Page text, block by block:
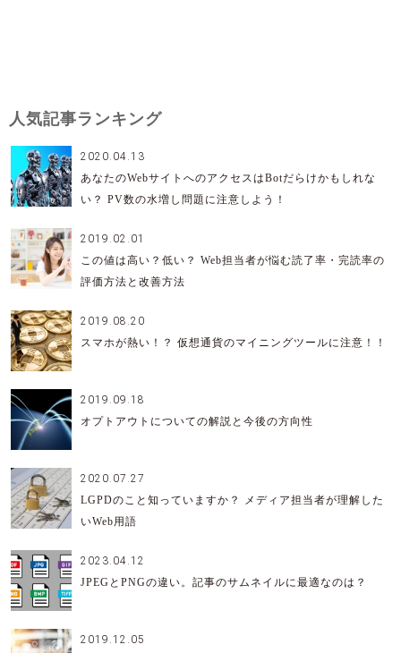
人気記事ランキング
2020.04.13
あなたのWebサイトへのアクセスはBotだらけかもしれな
い？ PV数の水増し問題に注意しよう！
2019.02.01
この値は高い？低い？ Web担当者が悩む読了率・完読率の
評価方法と改善方法
2019.08.20
スマホが熱い！？ 仮想通貨のマイニングツールに注意！！
2019.09.18
オプトアウトについての解説と今後の方向性
2020.07.27
LGPDのこと知っていますか？ メディア担当者が理解した
いWeb用語
2023.04.12
JPEGとPNGの違い。記事のサムネイルに最適なのは？
2019.12.05